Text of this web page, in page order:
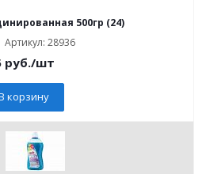
500гр (24)
Артикул: 28936
руб./шт
корзину